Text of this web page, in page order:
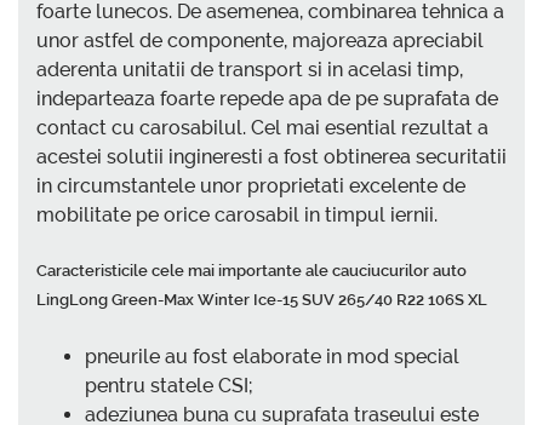
foarte lunecos. De asemenea, combinarea tehnica a
unor astfel de componente, majoreaza apreciabil
aderenta unitatii de transport si in acelasi timp,
indeparteaza foarte repede apa de pe suprafata de
contact cu carosabilul. Cel mai esential rezultat a
acestei solutii ingineresti a fost obtinerea securitatii
in circumstantele unor proprietati excelente de
mobilitate pe orice carosabil in timpul iernii.
Caracteristicile cele mai importante ale cauciucurilor auto
LingLong Green-Max Winter Ice-15 SUV 265/40 R22 106S XL
pneurile au fost elaborate in mod special
pentru statele CSI;
adeziunea buna cu suprafata traseului este